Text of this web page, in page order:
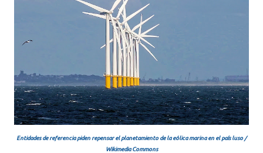
Entidades de referencia piden repensar el planetamiento de la eólica marina en el país luso /
Wikimedia Commons